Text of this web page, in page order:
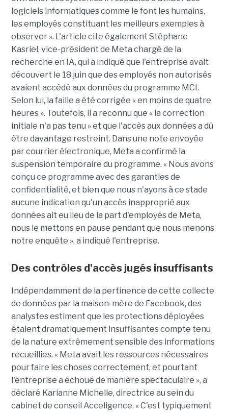
logiciels informatiques comme le font les humains,
les employés constituant les meilleurs exemples à
observer ». L'article cite également Stéphane
Kasriel, vice-président de Meta chargé de la
recherche en IA, qui a indiqué que l'entreprise avait
découvert le 18 juin que des employés non autorisés
avaient accédé aux données du programme MCI.
Selon lui, la faille a été corrigée « en moins de quatre
heures ». Toutefois, il a reconnu que « la correction
initiale n'a pas tenu » et que l'accès aux données a dû
être davantage restreint. Dans une note envoyée
par courrier électronique, Meta a confirmé la
suspension temporaire du programme. « Nous avons
conçu ce programme avec des garanties de
confidentialité, et bien que nous n'ayons à ce stade
aucune indication qu'un accès inapproprié aux
données ait eu lieu de la part d'employés de Meta,
nous le mettons en pause pendant que nous menons
notre enquête », a indiqué l'entreprise.
Des contrôles d'accès jugés insuffisants
Indépendamment de la pertinence de cette collecte
de données par la maison-mère de Facebook, des
analystes estiment que les protections déployées
étaient dramatiquement insuffisantes compte tenu
de la nature extrêmement sensible des informations
recueillies. « Meta avait les ressources nécessaires
pour faire les choses correctement, et pourtant
l'entreprise a échoué de manière spectaculaire », a
déclaré Karianne Michelle, directrice au sein du
cabinet de conseil Acceligence. « C'est typiquement